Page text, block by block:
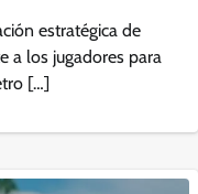
estratégica de
a los jugadores para
[…]